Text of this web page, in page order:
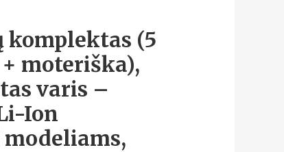
komplektas (5
moteriška),
varis –
Ion
modeliams,